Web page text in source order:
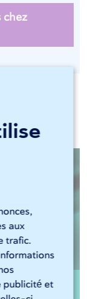
aux
trafic.
publicité et
chez
non-recuit